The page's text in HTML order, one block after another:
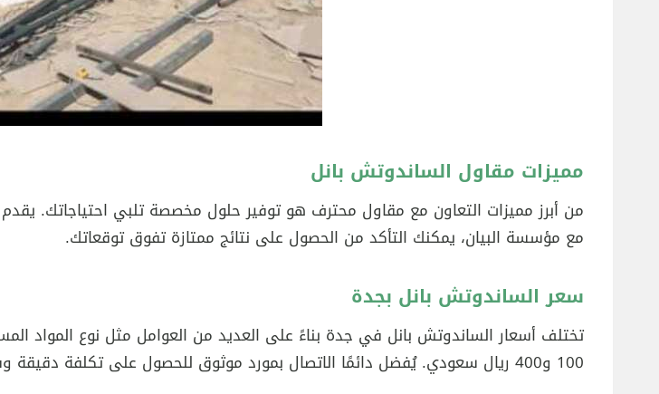
مميزات مقاول الساندوتش بانل
من أبرز مميزات التعاون مع مقاول محترف هو توفير حلول مخصصة تلبي احتياجاتك.
مع مؤسسة البيان، يمكنك التأكد من الحصول على نتائج ممتازة تفوق توقعاتك.
سعر الساندوتش بانل بجدة
تختلف أسعار الساندوتش بانل في جدة بناءً على العديد من العوامل مثل نوع المواد
100 و400 ريال سعودي. يُفضل دائمًا الاتصال بمورد موثوق للحصول على تكلفة دقيقة وفقًا لمتطلبات مشروعك.